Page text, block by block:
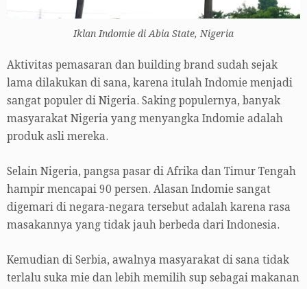
Iklan Indomie di Abia State, Nigeria
Aktivitas pemasaran dan building brand sudah sejak
lama dilakukan di sana, karena itulah Indomie menjadi
sangat populer di Nigeria. Saking populernya, banyak
masyarakat Nigeria yang menyangka Indomie adalah
produk asli mereka.
Selain Nigeria, pangsa pasar di Afrika dan Timur Tengah
hampir mencapai 90 persen. Alasan Indomie sangat
digemari di negara-negara tersebut adalah karena rasa
masakannya yang tidak jauh berbeda dari Indonesia.
Kemudian di Serbia, awalnya masyarakat di sana tidak
terlalu suka mie dan lebih memilih sup sebagai makanan